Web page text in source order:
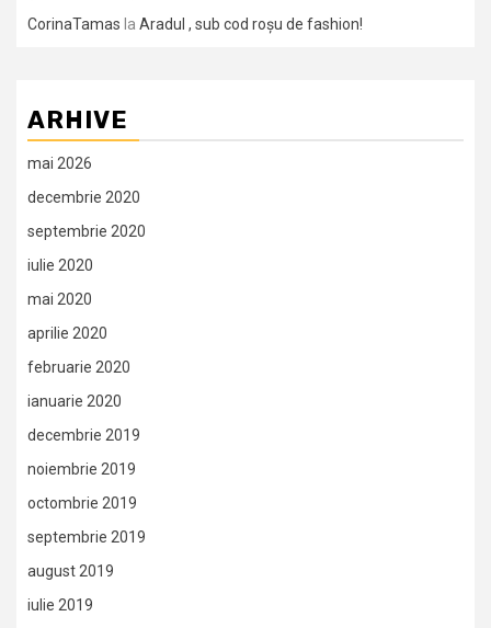
CorinaTamas la Aradul , sub cod roșu de fashion!
ARHIVE
mai 2026
decembrie 2020
septembrie 2020
iulie 2020
mai 2020
aprilie 2020
februarie 2020
ianuarie 2020
decembrie 2019
noiembrie 2019
octombrie 2019
septembrie 2019
august 2019
iulie 2019